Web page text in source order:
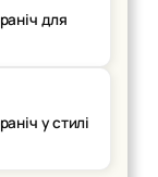
для
у стилі